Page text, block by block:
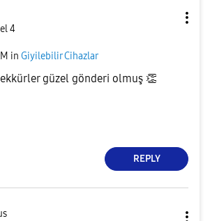
4
in Giyilebilir Cihazlar
güzel gönderi olmuş 👏
REPLY